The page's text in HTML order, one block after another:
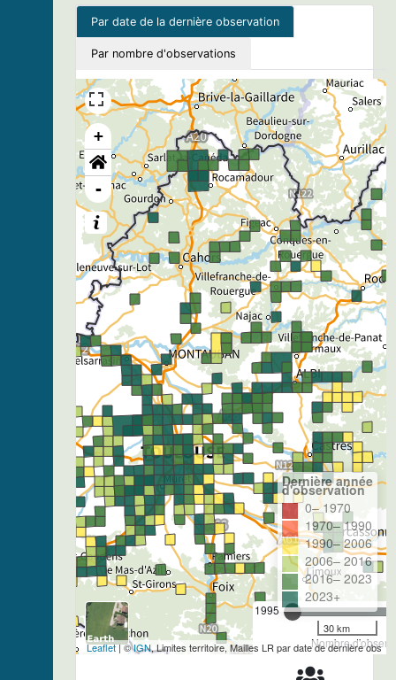
Par date de la dernière observation
Par nombre d'observations
+
-
1995
Nombre
Dernière année
d'observation
0– 1970
1970– 1990
1990– 2006
2006– 2016
2016– 2023
2023+
30 km
Leaflet| ©IGN, Limites territoire, Mailles LR par date de dernière obs